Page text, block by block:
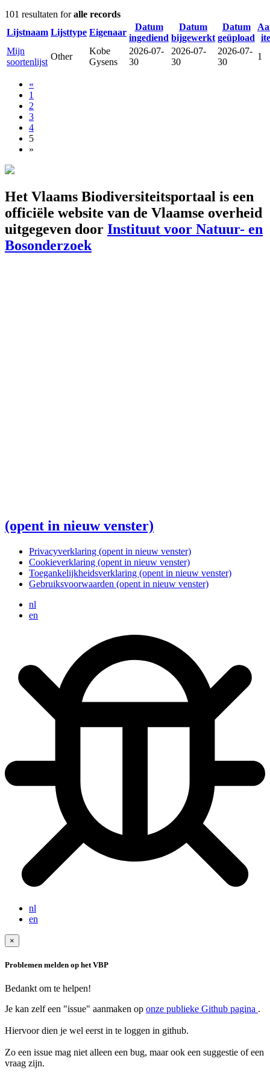
101 resultaten foralle records
Lijstnaam Lijsttype Eigenaar
Datum
ingediend
Datum
bijgewerkt
Datum
geüpload
Mijn
soortenlijst
Other
Kobe
Gysens
2026-07-
30
2026-07-
30
2026-07-
30
1
«
1
2
3
4
5
»
Het Vlaams Biodiversiteitsportaal is een
officiële website van de Vlaamse overheid
uitgegeven door Instituut voor Natuur- en
Bosonderzoek
(opent in nieuw venster)
Privacyverklaring (opent in nieuw venster)
Cookieverklaring (opent in nieuw venster)
Toegankelijkheidsverklaring (opent in nieuw venster)
Gebruiksvoorwaarden (opent in nieuw venster)
nl
en
nl
en
×
Problemen melden op het VBP
Bedankt om te helpen!
Je kan zelf een "issue" aanmaken op onze publieke Github pagina .
Hiervoor dien je wel eerst in te loggen in github.
Zo een issue mag niet alleen een bug, maar ook een suggestie of een